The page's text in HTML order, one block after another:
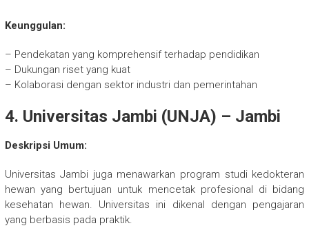
Keunggulan:
– Pendekatan yang komprehensif terhadap pendidikan
– Dukungan riset yang kuat
– Kolaborasi dengan sektor industri dan pemerintahan
4. Universitas Jambi (UNJA) – Jambi
Deskripsi Umum:
Universitas Jambi juga menawarkan program studi kedokteran
hewan yang bertujuan untuk mencetak profesional di bidang
kesehatan hewan. Universitas ini dikenal dengan pengajaran
yang berbasis pada praktik.